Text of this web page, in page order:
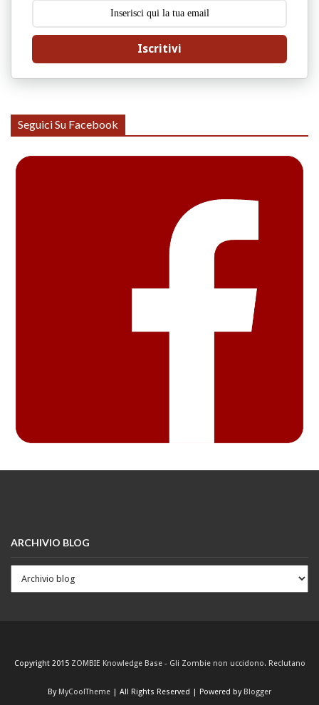
Iscritivi
Seguici Su Facebook
ARCHIVIO BLOG
Copyright 2015 ZOMBIE Knowledge Base - Gli Zombie non uccidono. Reclutano
By MyCoolTheme | All Rights Reserved | Powered by Blogger